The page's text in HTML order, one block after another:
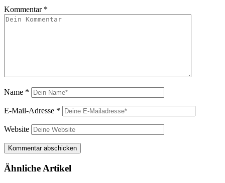
Kommentar *
Name *
E-Mail-Adresse *
Website
Ähnliche Artikel